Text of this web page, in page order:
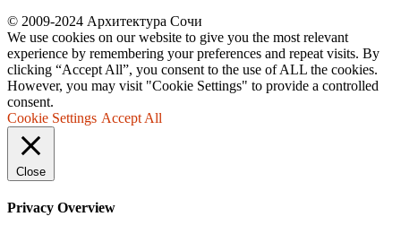
© 2009-2024 Архитектура Сочи
We use cookies on our website to give you the most relevant
experience by remembering your preferences and repeat visits. By
clicking “Accept All”, you consent to the use of ALL the cookies.
However, you may visit "Cookie Settings" to provide a controlled
consent.
Cookie Settings Accept All
Close
Privacy Overview